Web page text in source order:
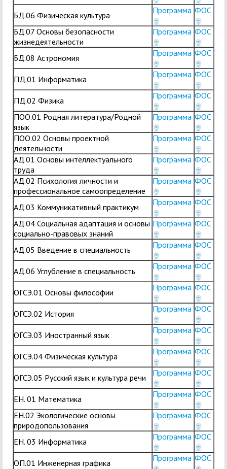
БД.06 Физическая культура Программа ФОС
БД.07 Основы безопасности
жизнедеятельности
Программа ФОС
БД.08 Астрономия Программа ФОС
ПД.01 Информатика Программа ФОС
ПД.02 Физика Программа ФОС
ПОО.01 Родная литература/Родной
язык
Программа ФОС
ПОО.02 Основы проектной
деятельности
Программа ФОС
АД.01 Основы интеллектуального
труда
Программа ФОС
АД.02 Психология личности и
профессиональное самоопределение
Программа ФОС
АД.03 Коммуникативный практикум Программа ФОС
АД.04 Социальная адаптация и основы
социально-правовых знаний
Программа ФОС
АД.05 Введение в специальность Программа ФОС
АД.06 Углубление в специальность Программа ФОС
ОГСЭ.01 Основы философии Программа ФОС
ОГСЭ.02 История Программа ФОС
ОГСЭ.03 Иностранный язык Программа ФОС
ОГСЭ.04 Физическая культура Программа ФОС
ОГСЭ.05 Русский язык и культура речи Программа ФОС
ЕН. 01 Математика Программа ФОС
ЕН.02 Экологические основы
природопользования
Программа ФОС
ЕН. 03 Информатика Программа ФОС
ОП.01 Инженерная графика Программа ФОС